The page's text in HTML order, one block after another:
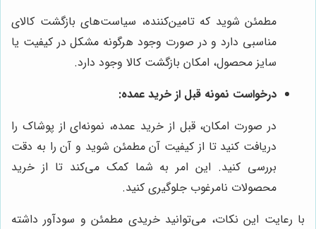
مطمئن شوید که تامین‌کننده، سیاست‌های بازگشت کالای
مناسبی دارد و در صورت وجود هرگونه مشکل در کیفیت یا
سایز محصول، امکان بازگشت کالا وجود دارد.
درخواست نمونه قبل از خرید عمده:
در صورت امکان، قبل از خرید عمده، نمونه‌ای از پوشاک را
دریافت کنید تا از کیفیت آن مطمئن شوید و آن را به دقت
بررسی کنید. این امر به شما کمک می‌کند تا از خرید
محصولات نامرغوب جلوگیری کنید.
با رعایت این نکات، می‌توانید خریدی مطمئن و سودآور داشته